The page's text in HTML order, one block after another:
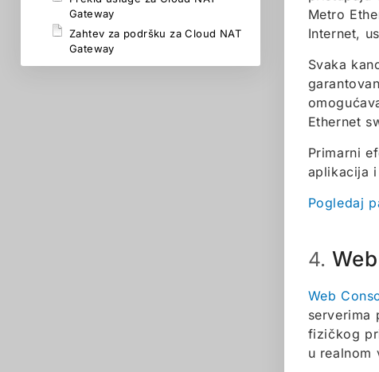
Gateway
Zahtev za podršku za Cloud NAT
Gateway
Metro
Internet,
Svaka
Ethernet
Primarni
aplikacija
Pogledaj
4.
Web
serverima
fizičkog
u realnom